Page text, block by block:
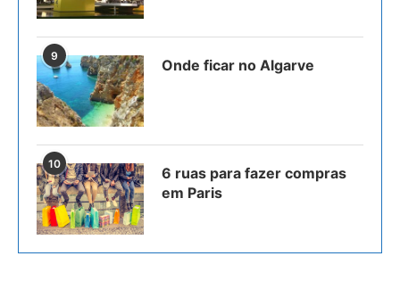
9
Onde ficar no Algarve
10
6 ruas para fazer compras
em Paris